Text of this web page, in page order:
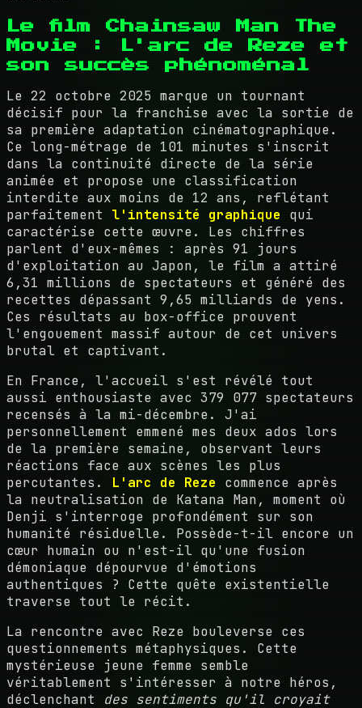
Le film Chainsaw Man The
Movie : L'arc de Reze et
son succès phénoménal
Le 22 octobre 2025 marque un tournant
décisif pour la franchise avec la sortie de
sa première adaptation cinématographique.
Ce long-métrage de 101 minutes s'inscrit
dans la continuité directe de la série
animée et propose une classification
interdite aux moins de 12 ans, reflétant
parfaitement l'intensité graphique qui
caractérise cette œuvre. Les chiffres
parlent d'eux-mêmes : après 91 jours
d'exploitation au Japon, le film a attiré
6,31 millions de spectateurs et généré des
recettes dépassant 9,65 milliards de yens.
Ces résultats au box-office prouvent
l'engouement massif autour de cet univers
brutal et captivant.
En France, l'accueil s'est révélé tout
aussi enthousiaste avec 379 077 spectateurs
recensés à la mi-décembre. J'ai
personnellement emmené mes deux ados lors
de la première semaine, observant leurs
réactions face aux scènes les plus
percutantes. L'arc de Reze commence après
la neutralisation de Katana Man, moment où
Denji s'interroge profondément sur son
humanité résiduelle. Possède-t-il encore un
cœur humain ou n'est-il qu'une fusion
démoniaque dépourvue d'émotions
authentiques ? Cette quête existentielle
traverse tout le récit.
La rencontre avec Reze bouleverse ces
questionnements métaphysiques. Cette
mystérieuse jeune femme semble
véritablement s'intéresser à notre héros,
déclenchant des sentiments qu'il croyait